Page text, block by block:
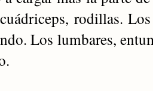
rodillas.
Los lumbares,